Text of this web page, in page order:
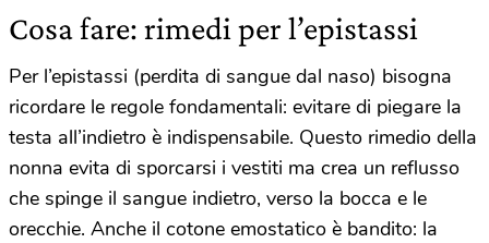
Cosa fare: rimedi per l’epistassi
Per l’epistassi (perdita di sangue dal naso) bisogna
ricordare le regole fondamentali: evitare di piegare la
testa all’indietro è indispensabile. Questo rimedio della
nonna evita di sporcarsi i vestiti ma crea un reflusso
che spinge il sangue indietro, verso la bocca e le
orecchie. Anche il cotone emostatico è bandito: la